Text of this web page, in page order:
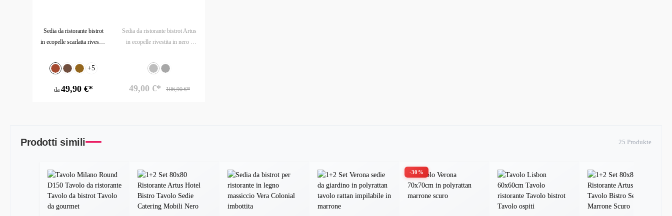
Sedia da ristorante bistrot
in ecopelle scarlatta rivestita
Seleziona
Colore
KupferMarrone scuro
Altbraun
+5
da 49,90 €*
Sedia da ristorante bistrot Artus
in ecopelle rivestita in nero e
Seleziona
ColoreFinta pelle - Nero
(Questa opzione non è al momento disponibile.)
Finta pelle - marrone scuro
49,00 €* 106,90 €*
Prodotti simili 25 Produkte
-30%